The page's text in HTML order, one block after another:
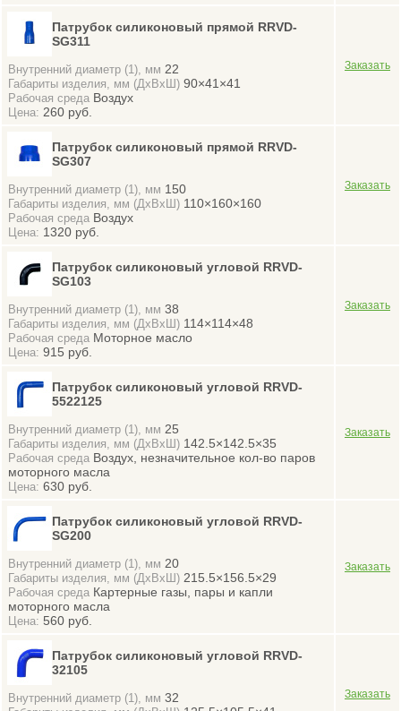
Патрубок силиконовый прямой RRVD-
SG311
Внутренний диаметр (1), мм 22
Габариты изделия, мм (ДхВхШ) 90×41×41
Рабочая среда Воздух
Цена: 260 руб.
Патрубок силиконовый прямой RRVD-
SG307
Внутренний диаметр (1), мм 150
Габариты изделия, мм (ДхВхШ) 110×160×160
Рабочая среда Воздух
Цена: 1320 руб.
Патрубок силиконовый угловой RRVD-
SG103
Внутренний диаметр (1), мм 38
Габариты изделия, мм (ДхВхШ) 114×114×48
Рабочая среда Моторное масло
Цена: 915 руб.
Патрубок силиконовый угловой RRVD-
5522125
Внутренний диаметр (1), мм 25
Габариты изделия, мм (ДхВхШ) 142.5×142.5×35
Рабочая среда Воздух, незначительное кол-во паров
моторного масла
Цена: 630 руб.
Патрубок силиконовый угловой RRVD-
SG200
Внутренний диаметр (1), мм 20
Габариты изделия, мм (ДхВхШ) 215.5×156.5×29
Рабочая среда Картерные газы, пары и капли
моторного масла
Цена: 560 руб.
Патрубок силиконовый угловой RRVD-
32105
Внутренний диаметр (1), мм 32